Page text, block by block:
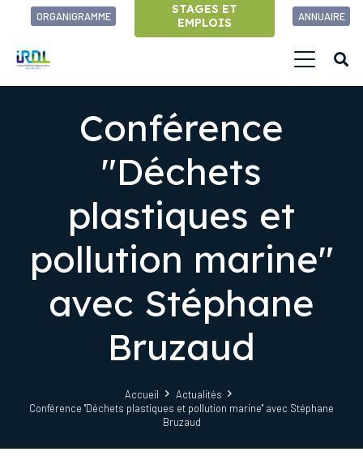
ORGANIGRAMME
STAGES ET
EMPLOIS
ANNUAIRE
Conférence
"Déchets
plastiques et
pollution marine"
avec Stéphane
Bruzaud
Accueil
Actualités
Conférence "Déchets plastiques et pollution marine" avec Stéphane
Bruzaud